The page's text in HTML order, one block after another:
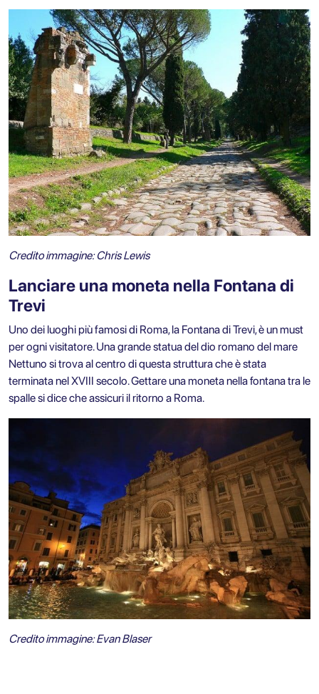
Credito immagine: Chris Lewis
Lanciare una moneta nella Fontana di
Trevi
Uno dei luoghi più famosi di Roma, la Fontana di Trevi, è un must
per ogni visitatore. Una grande statua del dio romano del mare
Nettuno si trova al centro di questa struttura che è stata
terminata nel XVIII secolo. Gettare una moneta nella fontana tra le
spalle si dice che assicuri il ritorno a Roma.
Credito immagine: Evan Blaser